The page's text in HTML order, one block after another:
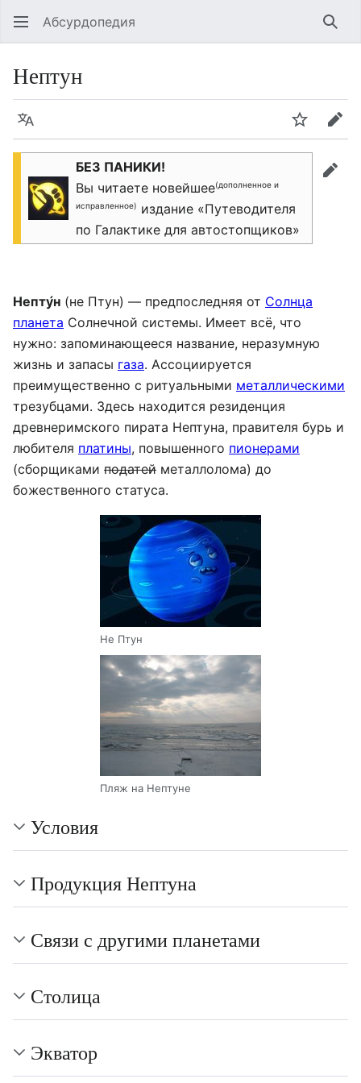
Абсурдопедия
Нептун
Язык
БЕЗ ПАНИКИ!
Вы читаете новейшее(дополненное и
исправленное) издание «Путеводителя
по Галактике для автостопщиков»
Непту́н (не Птун) — предпоследняя от Солнца
планета Солнечной системы. Имеет всё, что
нужно: запоминающееся название, неразумную
жизнь и запасы газа. Ассоциируется
преимущественно с ритуальными металлическими
трезубцами. Здесь находится резиденция
древнеримского пирата Нептуна, правителя бурь и
любителя платины, повышенного пионерами
(сборщиками податей металлолома) до
божественного статуса.
Не Птун
Пляж на Нептуне
Условия
Продукция Нептуна
Связи с другими планетами
Столица
Экватор